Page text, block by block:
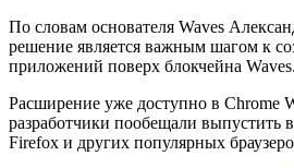
По словам основателя Waves
решение является важным шагом к
приложений поверх блокчейна Waves.
Расширение уже доступно в Chrome
разработчики пообещали выпустить
Firefox и других популярных